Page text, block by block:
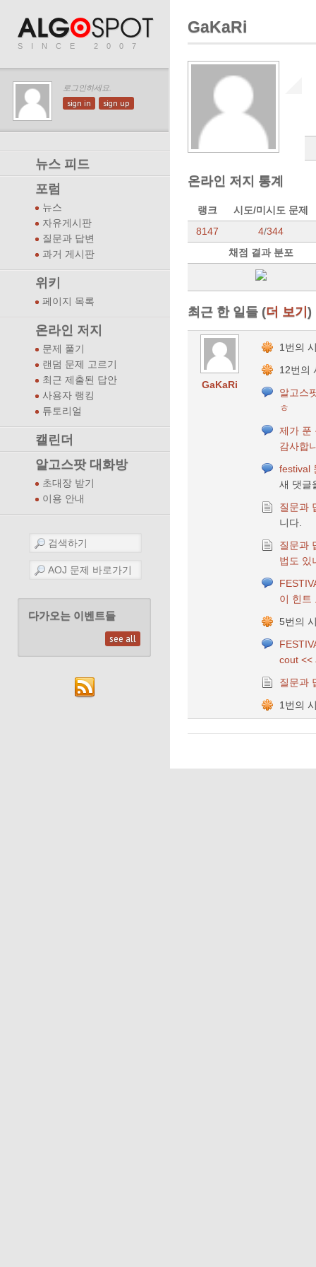
SINCE 2007
로그인하세요.
sign in sign up
뉴스 피드
포럼
뉴스
자유게시판
질문과 답변
과거 게시판
위키
페이지 목록
온라인 저지
문제 풀기
랜덤 문제 고르기
최근 제출된 답안
사용자 랭킹
튜토리얼
캘린더
알고스팟 대화방
초대장 받기
이용 안내
다가오는 이벤트들
see all
GaKaRi
온라인 저지 통계
랭크
시도/미시도 문제
8147
4/344
채점 결과 분포
최근 한 일들 (더 보기)
GaKaRi
1번의
12번의
알고스
ㅎ
제가 푼
감사합
festival
새 댓글
질문과
니다.
질문과
법도 있
이 힌트
5번의
cout <<
질문과
1번의